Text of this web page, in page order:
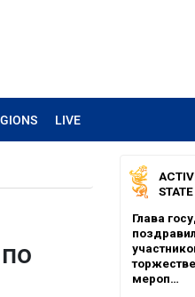
LIVE
STATE
Глава
поздравил
мероп…